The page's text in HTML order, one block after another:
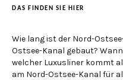
DAS FINDEN SIE HIER
Wie lang ist der Nord-
Ostsee-Kanal gebaut?
welcher Luxusliner kommt
am Nord-Ostsee-Kanal für